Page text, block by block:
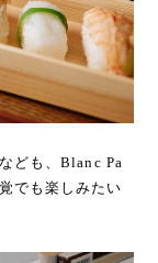
ども、Blanc Pa
でも楽しみたい